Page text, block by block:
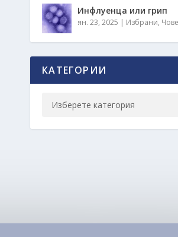
Инфлуенца или грип
ян. 23, 2025 | Избрани,
КАТЕГОРИИ